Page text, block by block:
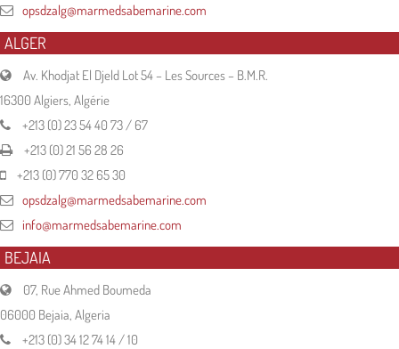
opsdzalg@marmedsabemarine.com
ALGER
Av. Khodjat El Djeld Lot 54 – Les Sources – B.M.R.
16300 Algiers, Algérie
+213 (0) 23 54 40 73 / 67
+213 (0) 21 56 28 26
+213 (0) 770 32 65 30
opsdzalg@marmedsabemarine.com
info@marmedsabemarine.com
BEJAIA
07, Rue Ahmed Boumeda
06000 Bejaia, Algeria
+213 (0) 34 12 74 14 / 10